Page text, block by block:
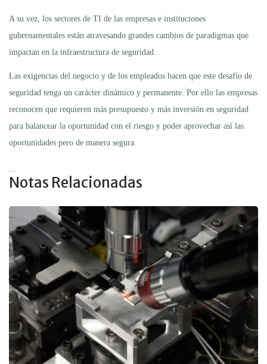
A su vez, los sectores de TI de las empresas e instituciones
gubernamentales están atravesando grandes cambios de paradigmas que
impactan en la infraestructura de seguridad.
Las exigencias del negocio y de los empleados hacen que este desafío de
seguridad tenga un carácter dinámico y permanente. Por ello las empresas
reconocen que requieren más presupuesto y más inversión en seguridad
para balancear la oportunidad con el riesgo y poder aprovechar así las
oportunidades pero de manera segura.
Notas Relacionadas